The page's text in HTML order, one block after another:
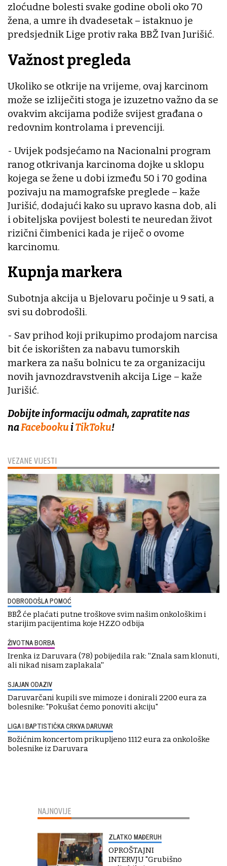
VEZANE VIJESTI
DOBRODOŠLA POMOĆ
BBŽ će plaćati putne troškove svim našim onkološkim i
starijim pacijentima koje HZZO odbija
ŽIVOTNA BORBA
Irenka iz Daruvara (78) pobijedila rak: ''Znala sam klonuti,
ali nikad nisam zaplakala''
SJAJAN ODAZIV
Daruvarčani kupili sve mimoze i donirali 2200 eura za
bolesnike: "Pokušat ćemo ponoviti akciju"
LIGA I BAPTISTIČKA CRKVA DARUVAR
Božićnim koncertom prikupljeno 1112 eura za onkološke
bolesnike iz Daruvara
zloćudne bolesti svake godine oboli oko 70
žena, a umre ih dvadesetak – istaknuo je
predsjednik Lige protiv raka BBŽ Ivan Jurišić.
Važnost pregleda
Ukoliko se otkrije na vrijeme, ovaj karcinom
može se izliječiti stoga je izuzetno važno da se
ovakvim akcijama podiže svijest građana o
redovnim kontrolama i prevenciji.
- Uvijek podsjećamo na Nacionalni program
ranog otkrivanja karcinoma dojke u sklopu
kojega se žene u dobi između 50 i 70 godina
pozivaju na mamografske preglede – kaže
Jurišić, dodajući kako su upravo kasna dob, ali
i obiteljska povijest bolesti te neuredan život
rizični čimbenici kada je riječ o ovome
karcinomu.
Kupnja markera
Subotnja akcija u Bjelovaru počinje u 9 sati, a
svi su dobrodošli.
- Sav prihod koji prikupimo prodajom narcisa
bit će iskorišten za nabavu tumorskih
markera za našu bolnicu te za organizaciju
novih javnozdravstvenih akcija Lige – kaže
Jurišić.
Dobijte informaciju odmah, zapratite nas
naFacebookuiTikToku!
NAJNOVIJE
ZLATKO MAĐERUH
OPROŠTAJNI
INTERVJU "Grubišno